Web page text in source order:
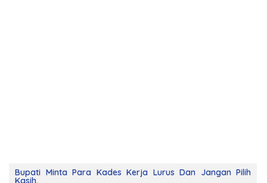
Bupati Minta Para Kades Kerja Lurus Dan Jangan Pilih
Kasih.